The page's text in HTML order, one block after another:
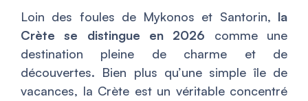
Loin des foules de Mykonos et Santorin, la
Crète se distingue en 2026 comme une
destination pleine de charme et de
découvertes. Bien plus qu’une simple île de
vacances, la Crète est un véritable concentré